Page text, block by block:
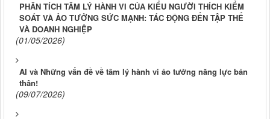
PHÂN TÍCH TÂM LÝ HÀNH VI CỦA KIỂU NGƯỜI THÍCH KIỂM
SOÁT VÀ ẢO TƯỞNG SỨC MẠNH: TÁC ĐỘNG ĐẾN TẬP THỂ
VÀ DOANH NGHIỆP
(01/05/2026)
AI và Những vấn đề về tâm lý hành vi ảo tưởng năng lực bản
thân!
(09/07/2026)